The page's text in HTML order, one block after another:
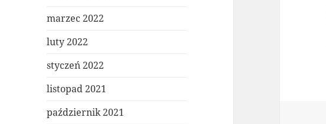
marzec 2022
luty 2022
styczeń 2022
listopad 2021
październik 2021